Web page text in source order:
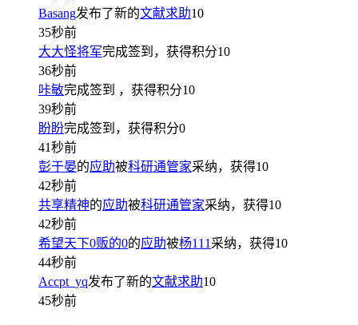
Basang发布了新的文献求助10
35秒前
大大怪将军完成签到，获得积分10
36秒前
咔敏完成签到 ，获得积分10
39秒前
盼盼完成签到，获得积分0
41秒前
彭于晏的应助被科研通管家采纳，获得10
42秒前
共享精神的应助被科研通管家采纳，获得10
42秒前
希望天下0贩的0的应助被杨111 采纳，获得10
44秒前
Accpt_yq发布了新的文献求助10
45秒前